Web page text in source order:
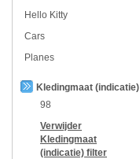
Hello Kitty
Cars
Planes
Kledingmaat (indicatie)
98
Verwijder
Kledingmaat
(indicatie) filter